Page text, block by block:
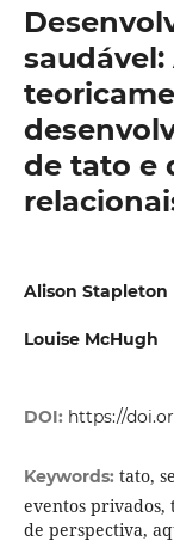
de tato e
Alison Stapleton
Louise McHugh
DOI: https://
Keywords: tato,
eventos privados,
de perspectiva,